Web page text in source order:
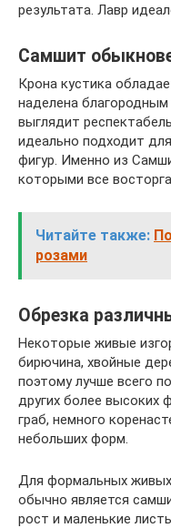
результата. Лавр
Самшит
Крона кустика
наделена
выглядит
идеально подходит
фигур. Именно из
которыми все
Читайте также:
розами
Обрезка
Некоторые живые
бирючина, хвойные
поэтому лучше всего
других более высоких
граб, немного
небольших форм.
Для формальных
обычно является
рост и маленькие